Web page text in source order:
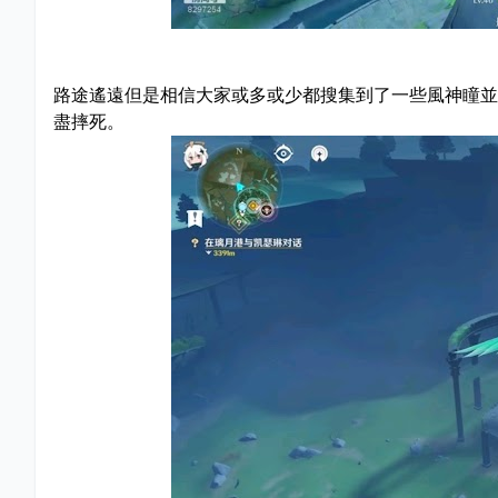
路途遙遠但是相信大家或多或少都搜集到了一些風神瞳
盡摔死。